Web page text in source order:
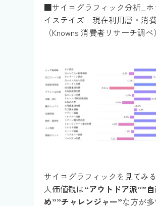
■サイコグラフィック分析_ホ
イステイズ 現在利用層・消
（Knowns 消費者リサーチ調べ）
サイコグラフィックを見てみ
人価値観は“アウトドア派””
め””チャレンジャー”な方が